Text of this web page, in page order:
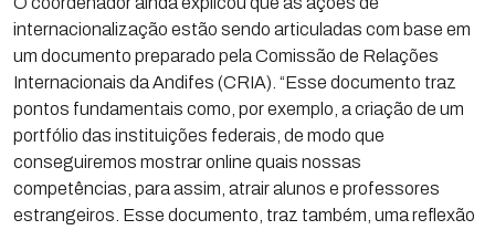
internacionalização estão sendo articuladas com base em
um documento preparado pela Comissão de Relações
Internacionais da Andifes (CRIA). “Esse documento traz
pontos fundamentais como, por exemplo, a criação de um
portfólio das instituições federais, de modo que
conseguiremos mostrar online quais nossas
competências, para assim, atrair alunos e professores
estrangeiros. Esse documento, traz também, uma reflexão